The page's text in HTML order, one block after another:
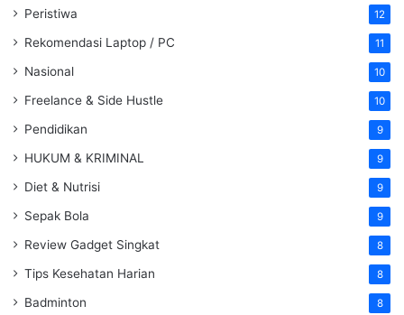
Peristiwa 12
Rekomendasi Laptop / PC 11
Nasional 10
Freelance & Side Hustle 10
Pendidikan 9
HUKUM & KRIMINAL 9
Diet & Nutrisi 9
Sepak Bola 9
Review Gadget Singkat 8
Tips Kesehatan Harian 8
Badminton 8